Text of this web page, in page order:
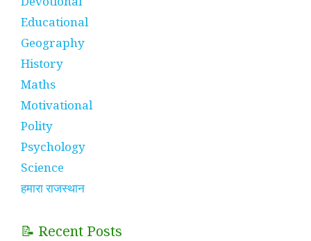
Educational
Geography
History
Maths
Motivational
Polity
Psychology
Science
हमारा राजस्थान
📝 Recent Posts